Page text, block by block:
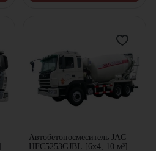
Автобетоносмеситель JAC
HFC5253GJBL [6x4, 10 м³]